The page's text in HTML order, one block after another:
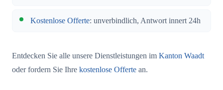
Kostenlose Offerte: unverbindlich, Antwort innert 24h
Entdecken Sie alle unsere Dienstleistungen im Kanton Waadt
oder fordern Sie Ihre kostenlose Offerte an.